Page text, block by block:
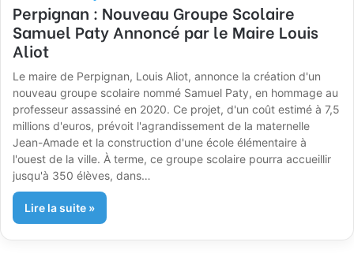
Perpignan : Nouveau Groupe Scolaire
Samuel Paty Annoncé par le Maire Louis
Aliot
Le maire de Perpignan, Louis Aliot, annonce la création d'un
nouveau groupe scolaire nommé Samuel Paty, en hommage au
professeur assassiné en 2020. Ce projet, d'un coût estimé à 7,5
millions d'euros, prévoit l'agrandissement de la maternelle
Jean-Amade et la construction d'une école élémentaire à
l'ouest de la ville. À terme, ce groupe scolaire pourra accueillir
jusqu'à 350 élèves, dans…
Lire la suite »